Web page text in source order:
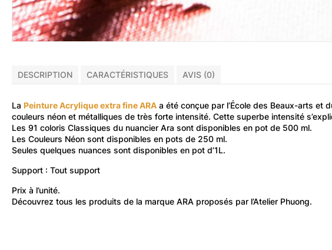
DESCRIPTION CARACTÉRISTIQUES AVIS (0)
La Peinture Acrylique extra fine ARA a été conçue par l’École des Beaux-arts et
couleurs néon et métalliques de très forte intensité. Cette superbe intensité
Les 91 coloris Classiques du nuancier Ara sont disponibles en pot de 500 ml.
Les Couleurs Néon sont disponibles en pots de 250 ml.
Seules quelques nuances sont disponibles en pot d’1L.
Support : Tout support
Prix à l’unité.
Découvrez tous les produits de la marque ARA proposés par l’Atelier Phuong.